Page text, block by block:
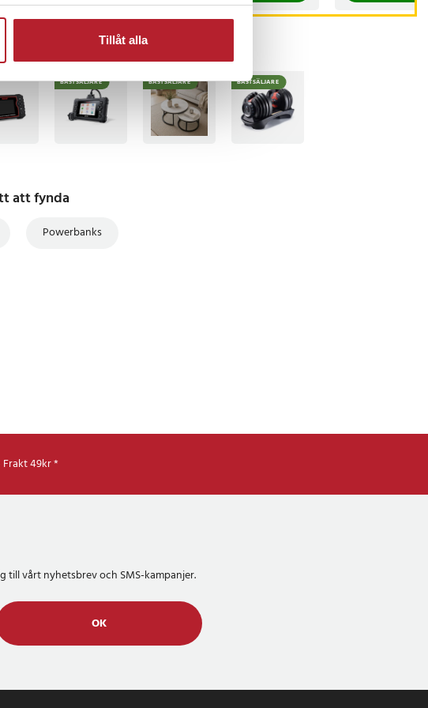
Tillåt alla
BÄSTSÄLJARE BÄSTSÄLJARE BÄSTSÄLJARE
att fynda
Powerbanks
Frakt 49kr *
till vårt nyhetsbrev och SMS-kampanjer.
OK